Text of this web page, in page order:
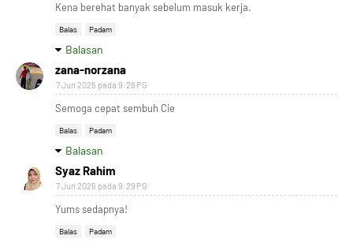
Kena berehat banyak sebelum masuk kerja.
Balas Padam
Balasan
zana-norzana
7 Jun 2026 pada 9:28 PG
Semoga cepat sembuh Cie
Balas Padam
Balasan
Syaz Rahim
7 Jun 2026 pada 9:29 PG
Yums sedapnya!
Balas Padam